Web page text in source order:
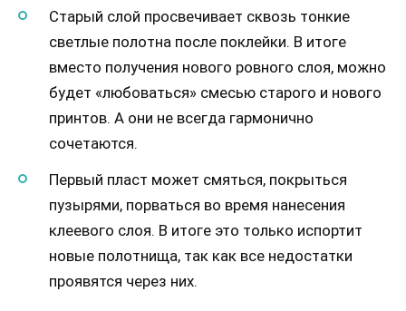
Старый слой просвечивает сквозь тонкие
светлые полотна после поклейки. В итоге
вместо получения нового ровного слоя, можно
будет «любоваться» смесью старого и нового
принтов. А они не всегда гармонично
сочетаются.
Первый пласт может смяться, покрыться
пузырями, порваться во время нанесения
клеевого слоя. В итоге это только испортит
новые полотнища, так как все недостатки
проявятся через них.